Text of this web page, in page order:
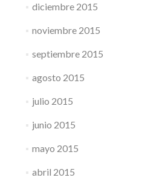
diciembre 2015
noviembre 2015
septiembre 2015
agosto 2015
julio 2015
junio 2015
mayo 2015
abril 2015